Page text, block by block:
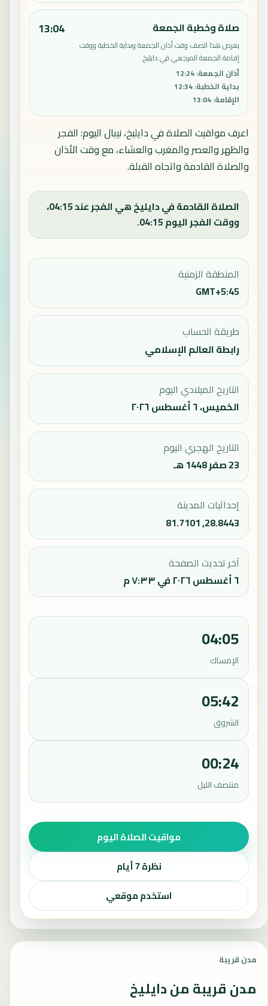
صلاة وخطبة الجمعة
يعرض هذا الصف وقت أذان الجمعة وبداية الخطبة ووقت
إقامة الجمعة المرجعي في دايليخ.
أذان الجمعة:
12:24
بداية الخطبة:
12:34
الإقامة:
13:04
13:04
اعرف مواقيت الصلاة في دايليخ، نيبال اليوم: الفجر
والظهر والعصر والمغرب والعشاء، مع وقت الأذان
والصلاة القادمة واتجاه القبلة.
الصلاة القادمة في دايليخ هي الفجر عند 04:15،
ووقت الفجر اليوم 04:15.
المنطقة الزمنية
GMT+5:45
طريقة الحساب
رابطة العالم الإسلامي
التاريخ الميلادي اليوم
الخميس، ٦ أغسطس ٢٠٢٦
التاريخ الهجري اليوم
23 صفر 1448 هـ
إحداثيات المدينة
28.8443, 81.7101
آخر تحديث الصفحة
٦ أغسطس ٢٠٢٦ في ٧:٣٣ م
04:05
الإمساك
05:42
الشروق
00:24
منتصف الليل
مواقيت الصلاة اليوم
نظرة 7 أيام
استخدم موقعي
مدن قريبة
مدن قريبة من دايليخ